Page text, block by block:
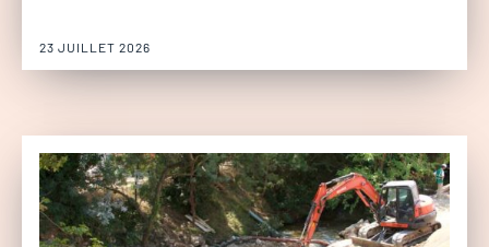
23 JUILLET 2026